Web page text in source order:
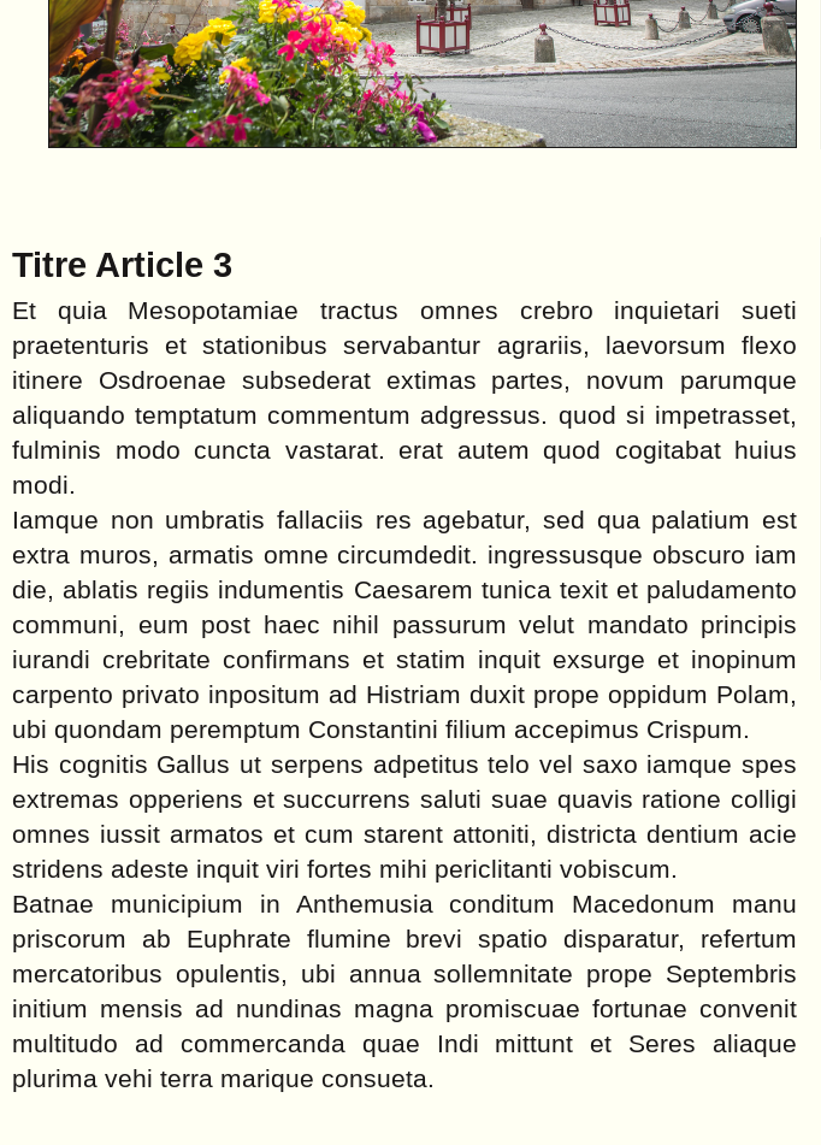
Titre Article 3
Et quia Mesopotamiae tractus omnes crebro inquietari sueti
praetenturis et stationibus servabantur agrariis, laevorsum flexo
itinere Osdroenae subsederat extimas partes, novum parumque
aliquando temptatum commentum adgressus. quod si impetrasset,
fulminis modo cuncta vastarat. erat autem quod cogitabat huius
modi.
Iamque non umbratis fallaciis res agebatur, sed qua palatium est
extra muros, armatis omne circumdedit. ingressusque obscuro iam
die, ablatis regiis indumentis Caesarem tunica texit et paludamento
communi, eum post haec nihil passurum velut mandato principis
iurandi crebritate confirmans et statim inquit exsurge et inopinum
carpento privato inpositum ad Histriam duxit prope oppidum Polam,
ubi quondam peremptum Constantini filium accepimus Crispum.
His cognitis Gallus ut serpens adpetitus telo vel saxo iamque spes
extremas opperiens et succurrens saluti suae quavis ratione colligi
omnes iussit armatos et cum starent attoniti, districta dentium acie
stridens adeste inquit viri fortes mihi periclitanti vobiscum.
Batnae municipium in Anthemusia conditum Macedonum manu
priscorum ab Euphrate flumine brevi spatio disparatur, refertum
mercatoribus opulentis, ubi annua sollemnitate prope Septembris
initium mensis ad nundinas magna promiscuae fortunae convenit
multitudo ad commercanda quae Indi mittunt et Seres aliaque
plurima vehi terra marique consueta.